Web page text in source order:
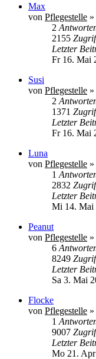
Max
von Pflegestelle »
2
2155
Letzter
Fr 16. Mai
Susi
von Pflegestelle »
2
1371
Letzter
Fr 16. Mai
Luna
von Pflegestelle »
1
2832
Letzter
Mi 14. Mai
Peanut
von Pflegestelle »
6
8249
Letzter
Sa 3. Mai
Flocke
von Pflegestelle »
1
9007
Letzter
Mo 21.